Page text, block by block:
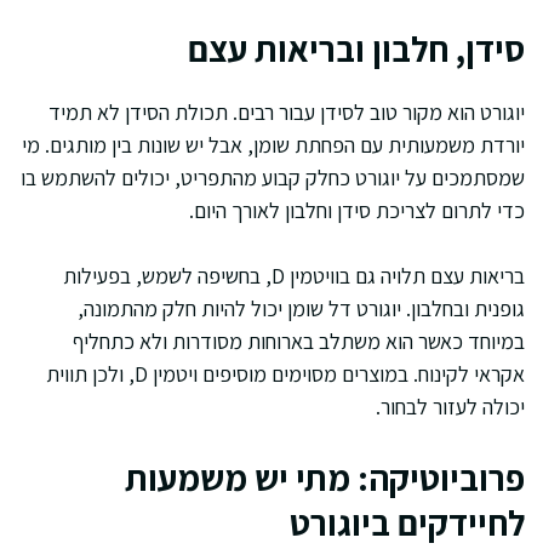
סידן, חלבון ובריאות עצם
יוגורט הוא מקור טוב לסידן עבור רבים. תכולת הסידן לא תמיד
יורדת משמעותית עם הפחתת שומן, אבל יש שונות בין מותגים. מי
שמסתמכים על יוגורט כחלק קבוע מהתפריט, יכולים להשתמש בו
כדי לתרום לצריכת סידן וחלבון לאורך היום.
בריאות עצם תלויה גם בוויטמין D, בחשיפה לשמש, בפעילות
גופנית ובחלבון. יוגורט דל שומן יכול להיות חלק מהתמונה,
במיוחד כאשר הוא משתלב בארוחות מסודרות ולא כתחליף
אקראי לקינוח. במוצרים מסוימים מוסיפים ויטמין D, ולכן תווית
יכולה לעזור לבחור.
פרוביוטיקה: מתי יש משמעות
לחיידקים ביוגורט